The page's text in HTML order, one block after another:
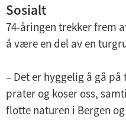
Sosialt
74-åringen trekker frem
å være en del av en
– Det er hyggelig å gå
prater og koser oss,
flotte naturen i Bergen